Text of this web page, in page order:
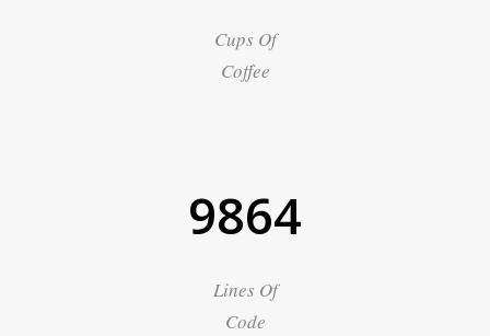
Cups Of
Coffee
9864
Lines Of
Code